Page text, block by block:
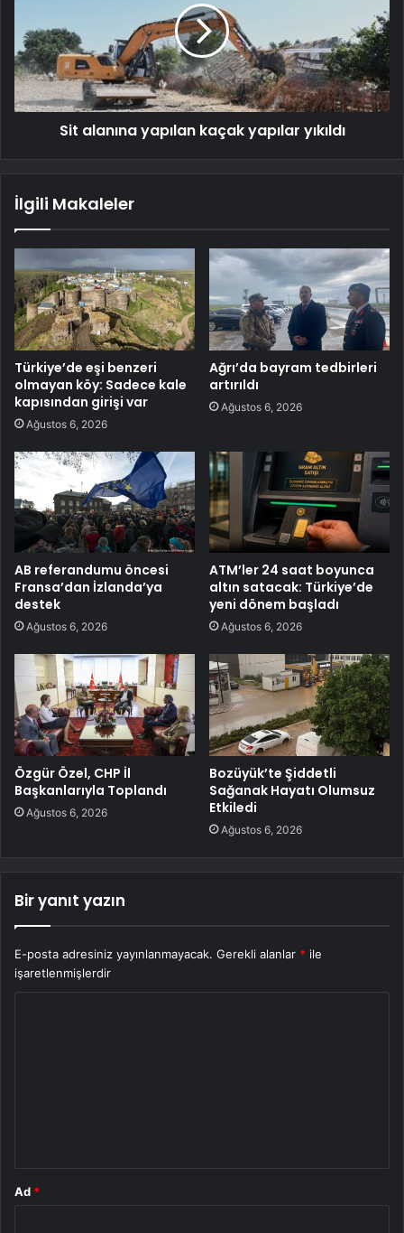
Sit alanına yapılan kaçak yapılar yıkıldı
İlgili Makaleler
Türkiye’de eşi benzeri
olmayan köy: Sadece kale
kapısından girişi var
Ağustos 6, 2026
Ağrı’da bayram tedbirleri
artırıldı
Ağustos 6, 2026
AB referandumu öncesi
Fransa’dan İzlanda’ya
destek
Ağustos 6, 2026
ATM’ler 24 saat boyunca
altın satacak: Türkiye’de
yeni dönem başladı
Ağustos 6, 2026
Özgür Özel, CHP İl
Başkanlarıyla Toplandı
Ağustos 6, 2026
Bozüyük’te Şiddetli
Sağanak Hayatı Olumsuz
Etkiledi
Ağustos 6, 2026
Bir yanıt yazın
E-posta adresiniz yayınlanmayacak. Gerekli alanlar * ile
işaretlenmişlerdir
Ad *